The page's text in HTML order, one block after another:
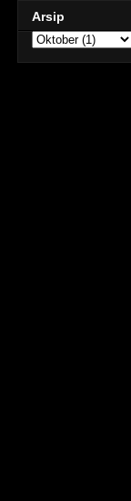
Arsip